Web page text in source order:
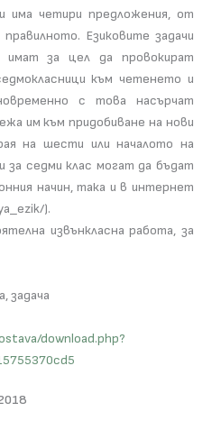
има четири предложения, от
Езиковите задачи
имат за цел да провокират
към четенето и
с това насърчат
им към придобиване на нови
на шести или началото на
за седми клас могат да бъдат
начин, така и в интернет
).
извънкласна работа, за
задача
download.php?